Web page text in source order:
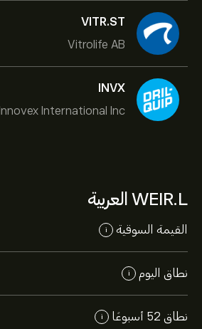
VITR.ST
Vitrolife AB
INVX
Innovex International Inc
WEIR.L العربية
القيمة السوقية i
نطاق اليوم i
نطاق 52 أسبوعًا i